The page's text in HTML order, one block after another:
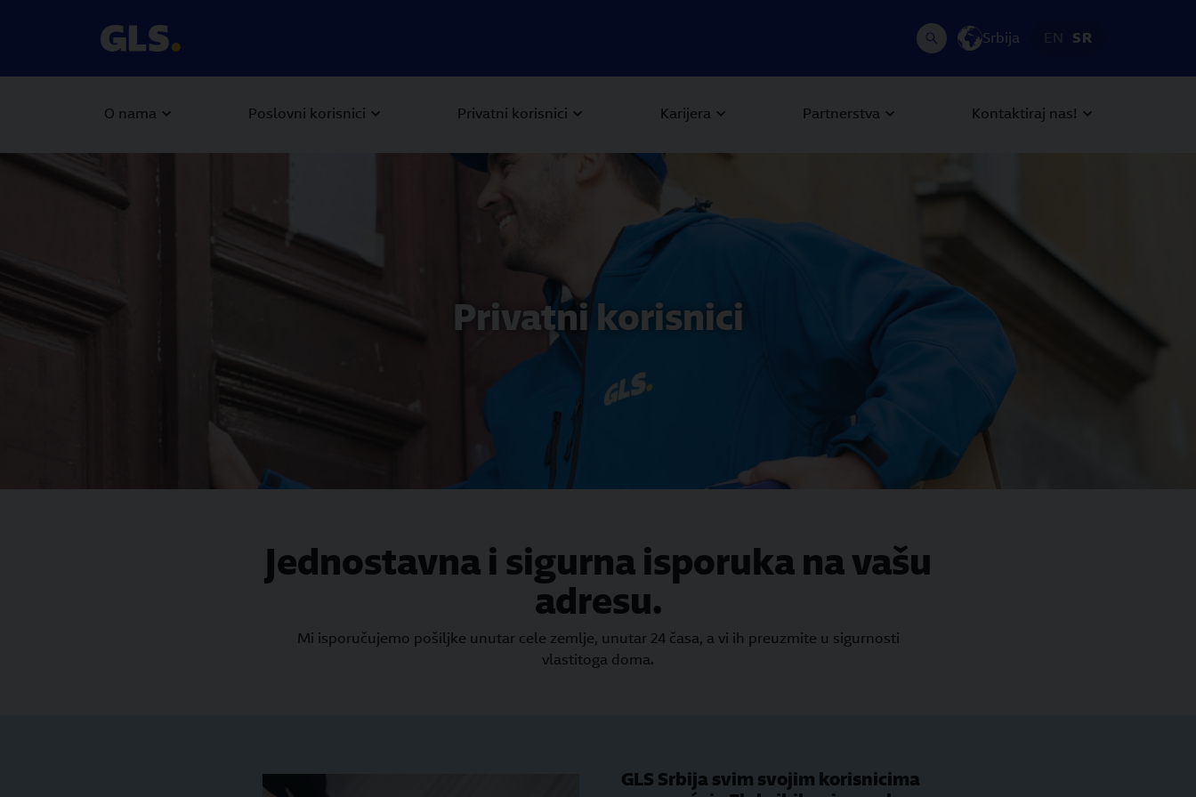
Srbija EN SR
O nama Poslovni korisnici Privatni korisnici Karijera Partnerstva Kontaktiraj nas!
Privatni korisnici
Jednostavna i sigurna isporuka na vašu
adresu.
Mi isporučujemo pošiljke unutar cele zemlje, unutar 24 časa, a vi ih preuzmite u sigurnosti
vlastitoga doma.
GLS Srbija svim svojim korisnicima